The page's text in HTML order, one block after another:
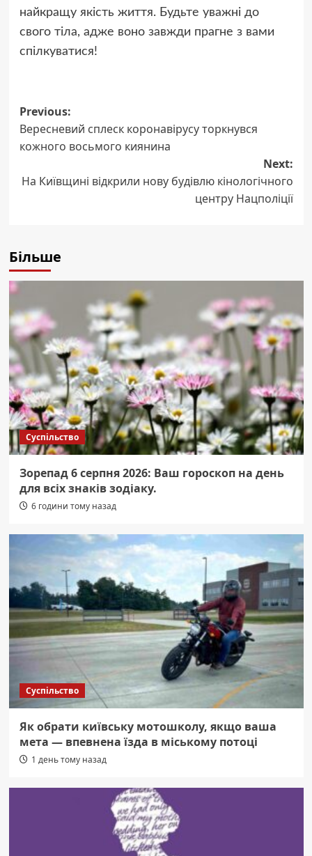
найкращу якість життя. Будьте уважні до
свого тіла, адже воно завжди прагне з вами
спілкуватися!
Post
navigation
Previous:
Вересневий сплеск коронавірусу торкнувся
кожного восьмого киянина
Next:
На Київщині відкрили нову будівлю кінологічного
центру Нацполіції
Більше
Суспільство
Зорепад 6 серпня 2026: Ваш гороскоп на день
для всіх знаків зодіаку.
6 години тому назад
Суспільство
Як обрати київську мотошколу, якщо ваша
мета — впевнена їзда в міському потоці
1 день тому назад